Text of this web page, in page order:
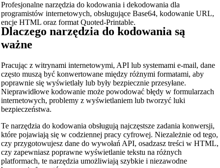
Profesjonalne narzędzia do kodowania i dekodowania dla
programistów internetowych, obsługujące Base64, kodowanie URL,
encje HTML oraz format Quoted-Printable.
Dlaczego narzędzia do kodowania są
ważne
Pracując z witrynami internetowymi, API lub systemami e-mail, dane
często muszą być konwertowane między różnymi formatami, aby
poprawnie się wyświetlały lub były bezpiecznie przesyłane.
Nieprawidłowe kodowanie może powodować błędy w formularzach
internetowych, problemy z wyświetlaniem lub tworzyć luki
bezpieczeństwa.
Te narzędzia do kodowania obsługują najczęstsze zadania konwersji,
które pojawiają się w codziennej pracy cyfrowej. Niezależnie od tego,
czy przygotowujesz dane do wywołań API, osadzasz treści w HTML,
czy zapewniasz poprawne wyświetlanie tekstu na różnych
platformach, te narzędzia umożliwiają szybkie i niezawodne